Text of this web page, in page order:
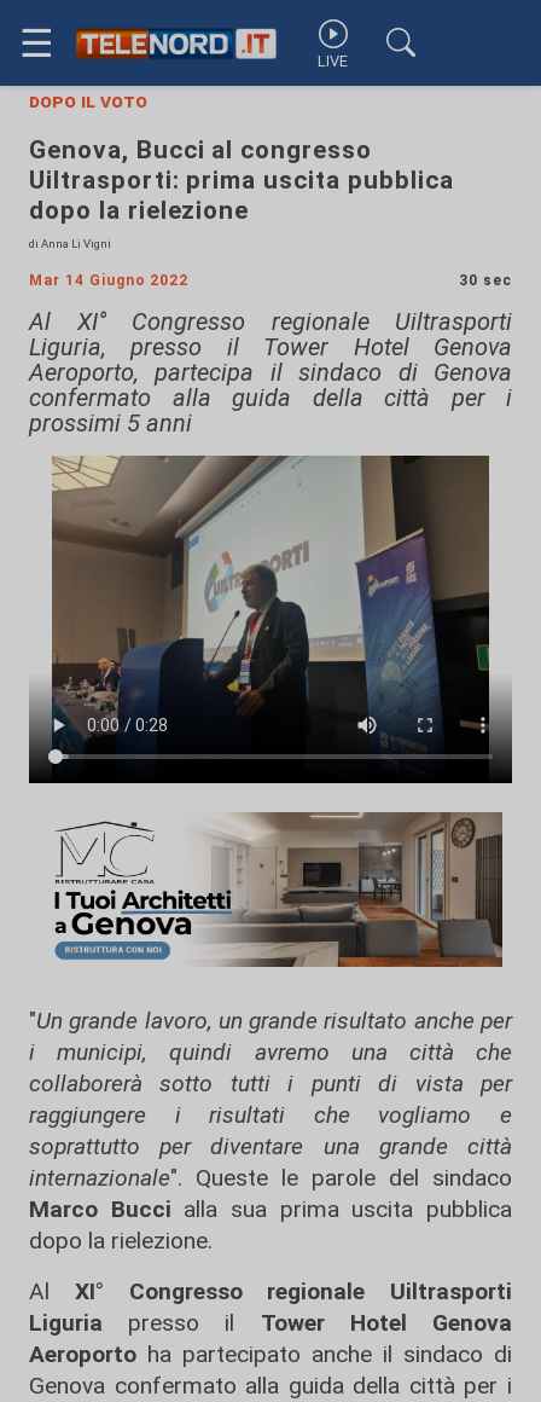
☰ LIVE
dopo il voto
Genova, Bucci al congresso
Uiltrasporti: prima uscita pubblica
dopo la rielezione
di Anna Li Vigni
Mar 14 Giugno 2022 30 sec
Al XI° Congresso regionale Uiltrasporti
Liguria, presso il Tower Hotel Genova
Aeroporto, partecipa il sindaco di Genova
confermato alla guida della città per i
prossimi 5 anni
"Un grande lavoro, un grande risultato anche per
i municipi, quindi avremo una città che
collaborerà sotto tutti i punti di vista per
raggiungere i risultati che vogliamo e
soprattutto per diventare una grande città
internazionale". Queste le parole del sindaco
Marco Bucci alla sua prima uscita pubblica
dopo la rielezione.
Al XI° Congresso regionale Uiltrasporti
Liguria presso il Tower Hotel Genova
Aeroporto ha partecipato anche il sindaco di
Genova confermato alla guida della città per i